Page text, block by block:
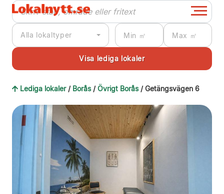
Alla lokaltyper
Lediga lokaler / Borås/Övrigt Borås/ Getängsvägen 6